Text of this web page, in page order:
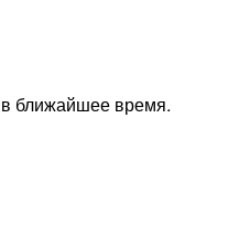
ближайшее время.